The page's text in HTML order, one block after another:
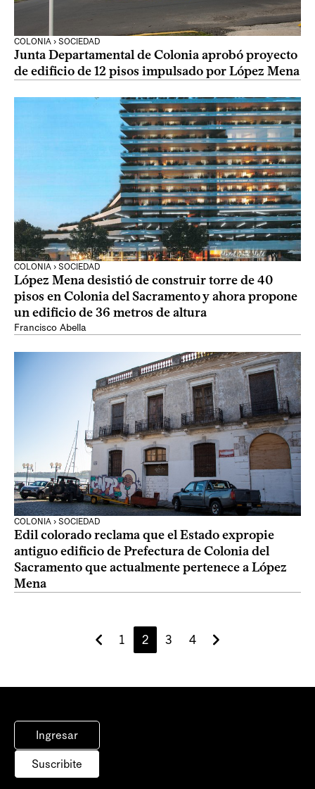
COLONIA › SOCIEDAD
Junta Departamental de Colonia aprobó proyecto
de edificio de 12 pisos impulsado por López Mena
COLONIA › SOCIEDAD
López Mena desistió de construir torre de 40
pisos en Colonia del Sacramento y ahora propone
un edificio de 36 metros de altura
Francisco Abella
COLONIA › SOCIEDAD
Edil colorado reclama que el Estado expropie
antiguo edificio de Prefectura de Colonia del
Sacramento que actualmente pertenece a López
Mena
1 2 3 4
Ingresar
Suscribite